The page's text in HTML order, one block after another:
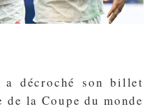
a décroché son billet
la Coupe du monde